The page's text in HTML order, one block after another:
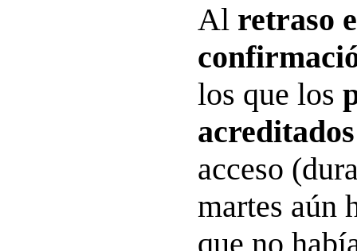
Al retraso
los que los
acreditados
acceso
martes aún
que no